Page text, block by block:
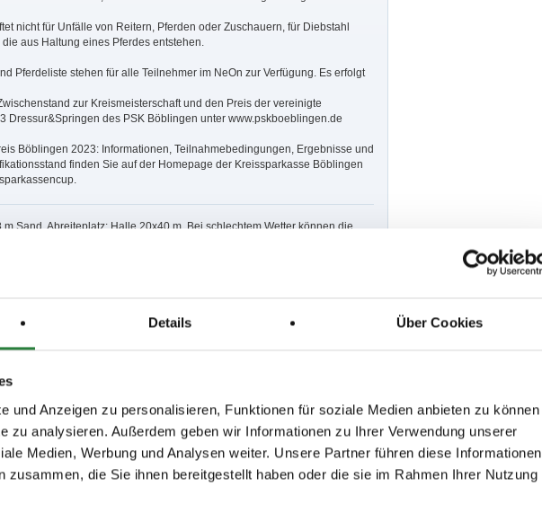
Details Über Cookies
und Anzeigen zu personalisieren, Funktionen für soziale Medien anbieten zu können
zu analysieren. Außerdem geben wir Informationen zu Ihrer Verwendung unserer
Medien, Werbung und Analysen weiter. Unsere Partner führen diese Informationen
zusammen, die Sie ihnen bereitgestellt haben oder die sie im Rahmen Ihrer Nutzung
nicht für Unfälle von Reitern, Pferden oder Zuschauern, für Diebstahl
aus Haltung eines Pferdes entstehen.
Pferdeliste stehen für alle Teilnehmer im NeOn zur Verfügung. Es erfolgt
zur Kreismeisterschaft und den Preis der vereinigte
Dressur&Springen des PSK Böblingen unter www.pskboeblingen.de
Böblingen 2023: Informationen, Teilnahmebedingungen, Ergebnisse und
finden Sie auf der Homepage der Kreissparkasse Böblingen
Sand. Abreiteplatz: Halle 20x40 m. Bei schlechtem Wetter können die
2,4,5,13
1,3,6,19